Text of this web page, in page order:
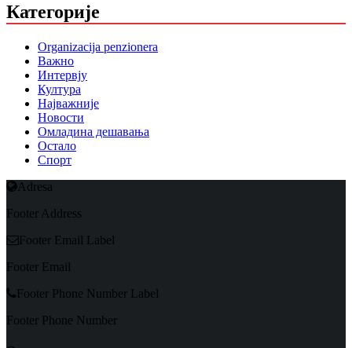
Категорије
Organizacija penzionera
Важно
Интервју
Култура
Најважније
Новости
Омладина дешавања
Остало
Спорт
Adresa
Footer Address
Footer Email Label
Footer Email
Footer Phone Number Label
Footer Phone Number